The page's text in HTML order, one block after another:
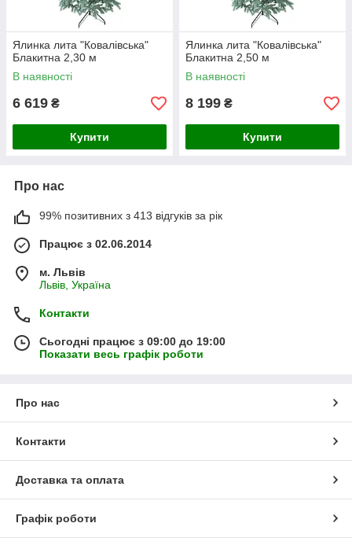
Ялинка лита "Ковалівська"
Блакитна 2,30 м
В наявності
6 619 ₴
Купити
Ялинка лита "Ковалівська"
Блакитна 2,50 м
В наявності
8 199 ₴
Купити
Про нас
99% позитивних з 413 відгуків за рік
Працює з 02.06.2014
м. Львів
Львів, Україна
Контакти
Сьогодні працює з 09:00 до 19:00
Показати весь графік роботи
Про нас
Контакти
Доставка та оплата
Графік роботи